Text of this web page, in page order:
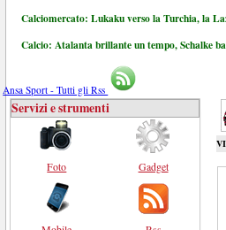
Calciomercato: Lukaku verso la Turchia, la
Calcio: Atalanta brillante un tempo, Schalke
Ansa Sport - Tutti gli Rss
Servizi e strumenti
Foto Gadget